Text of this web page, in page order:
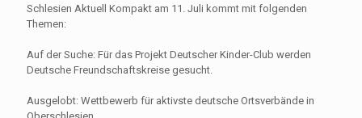
Schlesien Aktuell Kompakt am 11. Juli kommt mit folgenden
Themen:
Auf der Suche: Für das Projekt Deutscher Kinder-Club werden
Deutsche Freundschaftskreise gesucht.
Ausgelobt: Wettbewerb für aktivste deutsche Ortsverbände in